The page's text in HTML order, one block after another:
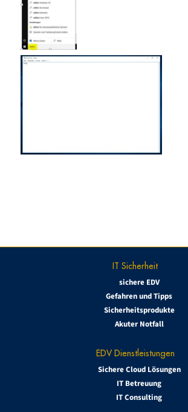
IT Sicherheit
sichere EDV
Gefahren und Tipps
Sicherheitsprodukte
Akuter Notfall
EDV Dienstleistungen
Sichere Cloud Lösungen
IT Betreuung
IT Consulting